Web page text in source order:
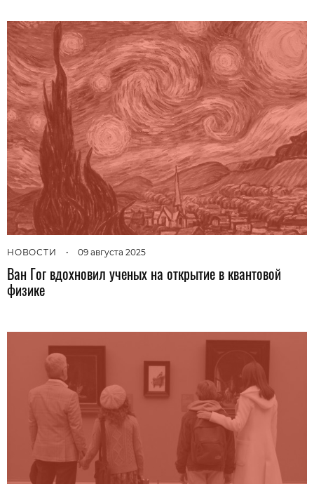
НОВОСТИ • 09 августа 2025
Ван Гог вдохновил ученых на открытие в квантовой
физике